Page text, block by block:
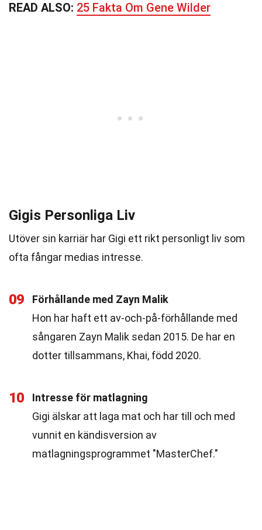
READ ALSO: 25 Fakta Om Gene Wilder
Gigis Personliga Liv
Utöver sin karriär har Gigi ett rikt personligt liv som
ofta fångar medias intresse.
09
Förhållande med Zayn Malik
Hon har haft ett av-och-på-förhållande med
sångaren Zayn Malik sedan 2015. De har en
dotter tillsammans, Khai, född 2020.
10
Intresse för matlagning
Gigi älskar att laga mat och har till och med
vunnit en kändisversion av
matlagningsprogrammet "MasterChef."